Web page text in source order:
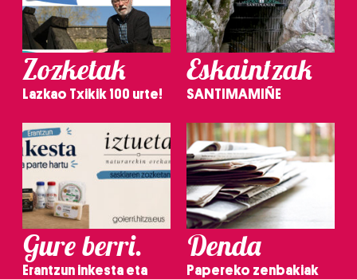
Zozketak
Lazkao Txikik 100 urte!
Eskaintzak
SANTIMAMIÑE
Gure berri.
Erantzun inkesta eta
Denda
Papereko zenbakiak